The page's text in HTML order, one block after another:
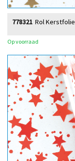
Rol
778321
Op voorraad